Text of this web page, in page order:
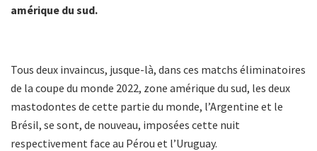
amérique du sud.
Tous deux invaincus, jusque-là, dans ces matchs éliminatoires
de la coupe du monde 2022, zone amérique du sud, les deux
mastodontes de cette partie du monde, l’Argentine et le
Brésil, se sont, de nouveau, imposées cette nuit
respectivement face au Pérou et l’Uruguay.